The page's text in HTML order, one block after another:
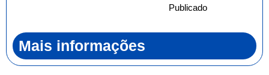
Publicado
Mais informações